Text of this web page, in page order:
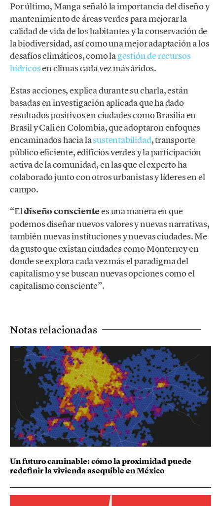
Por último, Manga señaló la importancia del diseño y
mantenimiento de áreas verdes para mejorar la
calidad de vida de los habitantes y la conservación de
la biodiversidad, así como una mejor adaptación a los
desafíos climáticos, como lagestión de recursos
hídricosen climas cada vez más áridos.
Estas acciones, explica durante su charla, están
basadas en investigación aplicada que ha dado
resultados positivos en ciudades como Brasilia en
Brasil y Cali en Colombia, que adoptaron enfoques
encaminados hacia lasustentabilidad, transporte
público eficiente, edificios verdes y la participación
activa de la comunidad, en las que el experto ha
colaborado junto con otros urbanistas y líderes en el
campo.
“Eldiseño conscientees una manera en que
podemos diseñar nuevos valores y nuevas narrativas,
también nuevas instituciones y nuevas ciudades. Me
da gusto que existan ciudades como Monterrey en
donde se explora cada vez más el paradigma del
capitalismo y se buscan nuevas opciones como el
capitalismo consciente”.
Notas relacionadas
Un futuro caminable: cómo la proximidad puede
redefinir la vivienda asequible en México